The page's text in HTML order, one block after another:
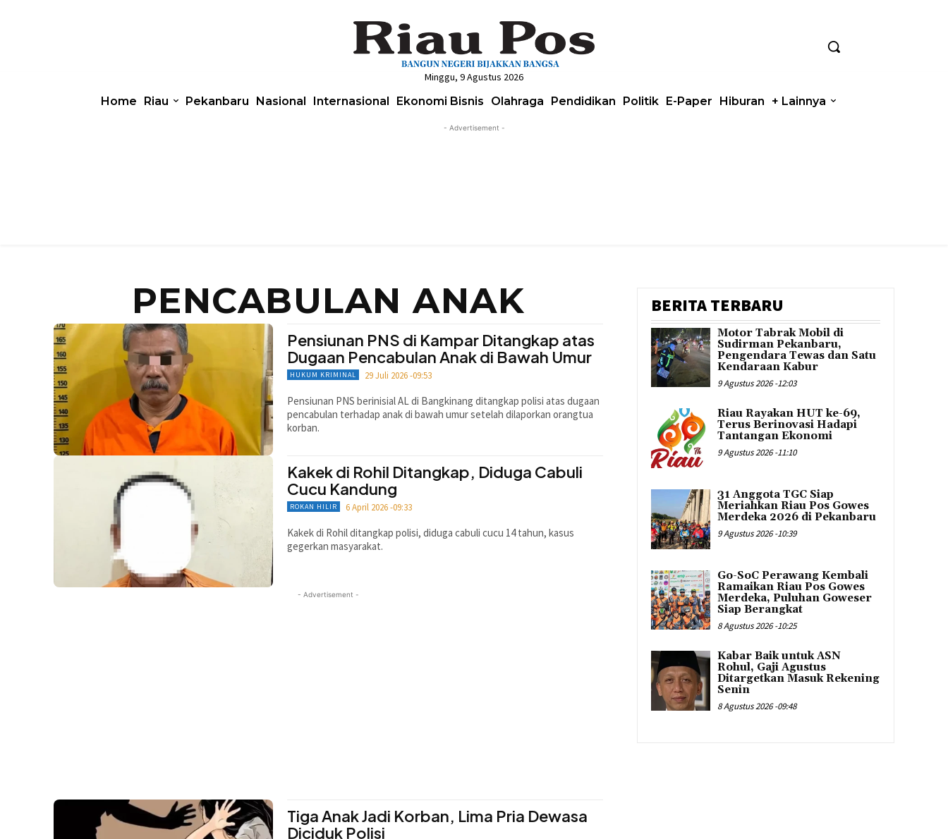
Minggu, 9 Agustus 2026
Home Riau Pekanbaru Nasional Internasional Ekonomi Bisnis Olahraga Pendidikan Politik E-Paper Hiburan + Lainnya
- Advertisement -
PENCABULAN ANAK
Pensiunan PNS di Kampar Ditangkap atas
Dugaan Pencabulan Anak di Bawah Umur
HUKUM KRIMINAL 29 Juli 2026 -09:53
Pensiunan PNS berinisial AL di Bangkinang ditangkap polisi atas dugaan
pencabulan terhadap anak di bawah umur setelah dilaporkan orangtua
korban.
Kakek di Rohil Ditangkap, Diduga Cabuli
Cucu Kandung
ROKAN HILIR 6 April 2026 -09:33
Kakek di Rohil ditangkap polisi, diduga cabuli cucu 14 tahun, kasus
gegerkan masyarakat.
- Advertisement -
Tiga Anak Jadi Korban, Lima Pria Dewasa
Diciduk Polisi
BERITA TERBARU
Motor Tabrak Mobil di
Sudirman Pekanbaru,
Pengendara Tewas dan Satu
Kendaraan Kabur
9 Agustus 2026 -12:03
Riau Rayakan HUT ke-69,
Terus Berinovasi Hadapi
Tantangan Ekonomi
9 Agustus 2026 -11:10
31 Anggota TGC Siap
Meriahkan Riau Pos Gowes
Merdeka 2026 di Pekanbaru
9 Agustus 2026 -10:39
Go-SoC Perawang Kembali
Ramaikan Riau Pos Gowes
Merdeka, Puluhan Goweser
Siap Berangkat
8 Agustus 2026 -10:25
Kabar Baik untuk ASN
Rohul, Gaji Agustus
Ditargetkan Masuk Rekening
Senin
8 Agustus 2026 -09:48